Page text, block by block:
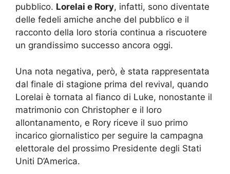
pubblico. Lorelai e Rory, infatti, sono diventate
delle fedeli amiche anche del pubblico e il
racconto della loro storia continua a riscuotere
un grandissimo successo ancora oggi.
Una nota negativa, però, è stata rappresentata
dal finale di stagione prima del revival, quando
Lorelai è tornata al fianco di Luke, nonostante il
matrimonio con Christopher e il loro
allontanamento, e Rory riceve il suo primo
incarico giornalistico per seguire la campagna
elettorale del prossimo Presidente degli Stati
Uniti D’America.